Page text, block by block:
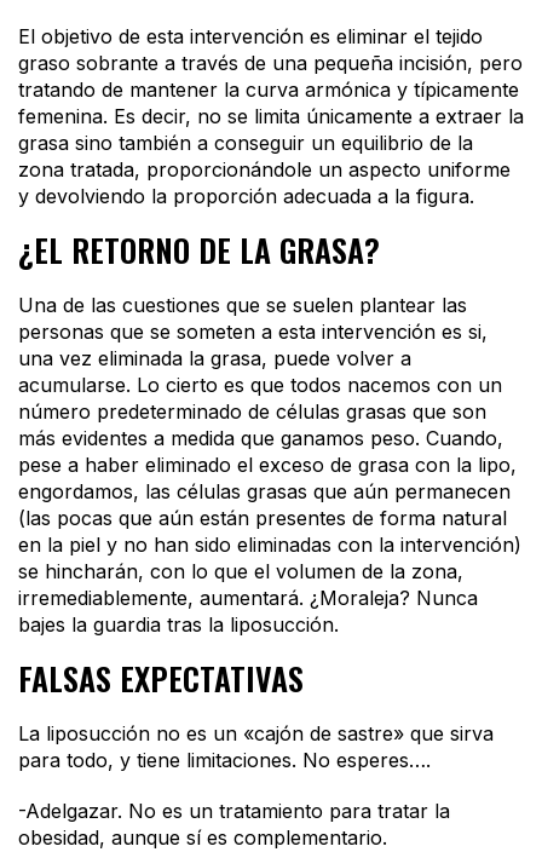
El objetivo de esta intervención es eliminar el tejido
graso sobrante a través de una pequeña incisión, pero
tratando de mantener la curva armónica y típicamente
femenina. Es decir, no se limita únicamente a extraer la
grasa sino también a conseguir un equilibrio de la
zona tratada, proporcionándole un aspecto uniforme
y devolviendo la proporción adecuada a la figura.
¿EL RETORNO DE LA GRASA?
Una de las cuestiones que se suelen plantear las
personas que se someten a esta intervención es si,
una vez eliminada la grasa, puede volver a
acumularse. Lo cierto es que todos nacemos con un
número predeterminado de células grasas que son
más evidentes a medida que ganamos peso. Cuando,
pese a haber eliminado el exceso de grasa con la lipo,
engordamos, las células grasas que aún permanecen
(las pocas que aún están presentes de forma natural
en la piel y no han sido eliminadas con la intervención)
se hincharán, con lo que el volumen de la zona,
irremediablemente, aumentará. ¿Moraleja? Nunca
bajes la guardia tras la liposucción.
FALSAS EXPECTATIVAS
La liposucción no es un «cajón de sastre» que sirva
para todo, y tiene limitaciones. No esperes….
-Adelgazar. No es un tratamiento para tratar la
obesidad, aunque sí es complementario.